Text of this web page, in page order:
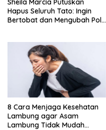
Sheila Marcia Putuskan
Hapus Seluruh Tato: Ingin
Bertobat dan Mengubah Pola
8 Cara Menjaga Kesehatan
Lambung agar Asam
Lambung Tidak Mudah